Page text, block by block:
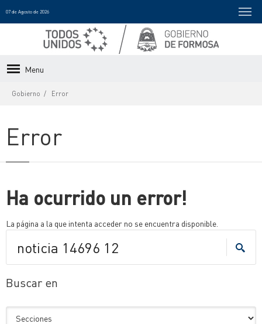
07 de Agosto de 2026
Menu
Gobierno Error
Error
Ha ocurrido un error!
La página a la que intenta acceder no se encuentra disponible.
Buscar en